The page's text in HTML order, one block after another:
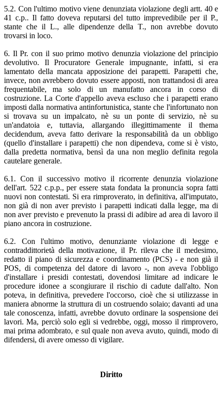
5.2. Con l'ultimo motivo viene denunziata violazione degli artt. 40 e
41 c.p.. Il fatto doveva reputarsi del tutto imprevedibile per il P.,
stante che il L., alle dipendenze della T., non avrebbe dovuto
trovarsi in loco.
6. Il Pr. con il suo primo motivo denunzia violazione del principio
devolutivo. Il Procuratore Generale impugnante, infatti, si era
lamentato della mancata apposizione dei parapetti. Parapetti che,
invece, non avrebbero dovuto essere apposti, non trattandosi di area
frequentabile, ma solo di un manufatto ancora in corso di
costruzione. La Corte d'appello aveva escluso che i parapetti erano
imposti dalla normativa antinfortunistica, stante che l'infortunato non
si trovava su un impalcato, nè su un ponte di servizio, nè su
un'andatoia e, tuttavia, allargando illegittimamente il thema
decidendum, aveva fatto derivare la responsabilità da un obbligo
(quello d'installare i parapetti) che non dipendeva, come si è visto,
dalla predetta normativa, bensì da una non meglio definita regola
cautelare generale.
6.1. Con il successivo motivo il ricorrente denunzia violazione
dell'art. 522 c.p.p., per essere stata fondata la pronuncia sopra fatti
nuovi non contestati. Si era rimproverato, in definitiva, all'imputato,
non già di non aver previsto i parapetti indicati dalla legge, ma di
non aver previsto e prevenuto la prassi di adibire ad area di lavoro il
piano ancora in costruzione.
6.2. Con l'ultimo motivo, denunziante violazione di legge e
contraddittorietà della motivazione, il Pr. rileva che il medesimo,
redatto il piano di sicurezza e coordinamento (PCS) - e non già il
POS, di competenza del datore di lavoro -, non aveva l'obbligo
d'installare i presidi contestati, dovendosi limitare ad indicare le
procedure idonee a scongiurare il rischio di cadute dall'alto. Non
poteva, in definitiva, prevedere l'occorso, cioè che si utilizzasse in
maniera abnorme la struttura di un costruendo solaio; davanti ad una
tale conoscenza, infatti, avrebbe dovuto ordinare la sospensione dei
lavori. Ma, perciò solo egli si vedrebbe, oggi, mosso il rimprovero,
mai prima adombrato, e sul quale non aveva avuto, quindi, modo di
difendersi, di avere omesso di vigilare.
Diritto